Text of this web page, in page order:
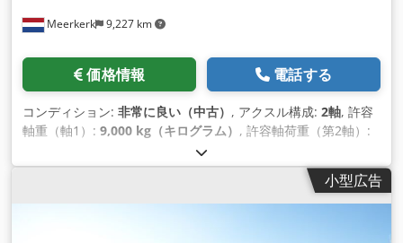
Meerkerk 9,227 km
価格情報 電話する
コンディション: 非常に良い（中古） , アクスル構成: 2軸, 許容
軸重（軸1）: 9,000 kg（キログラム） , 許容軸荷重（第2軸）:
, 初回登録:
量:34 m³, 全長:6,280 mm, 全幅:2,550 mm, 全高:3,920
, タイヤサイズ: 385/65 R
3,900 mm, 色:白色, 製造年:2020, 装備:
小型広告